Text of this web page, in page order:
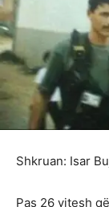
Shkruan: Isar
Pas 26 vitesh